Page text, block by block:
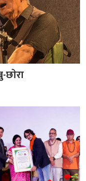
छाेरा